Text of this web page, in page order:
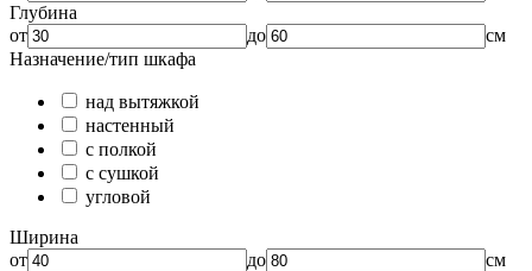
Глубина
от
до
см
Назначение/тип шкафа
над вытяжкой
настенный
с полкой
с сушкой
угловой
Ширина
от
до
см